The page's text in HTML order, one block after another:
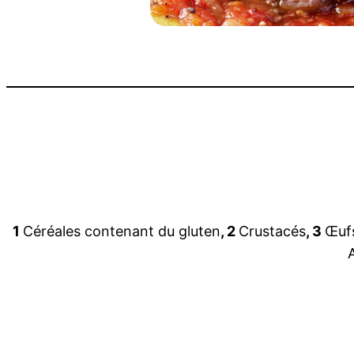
1 Céréales contenant du gluten, 2 Crustacés, 3